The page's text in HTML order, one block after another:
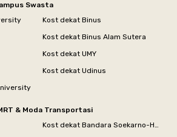
Swasta
Kost dekat Binus
Kost dekat Binus Alam Sutera
Kost dekat UMY
Kost dekat Udinus
& Moda Transportasi
Kost dekat Bandara Soekarno-Hatta